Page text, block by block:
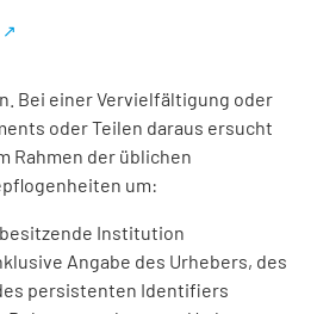
Bei einer Vervielfältigung oder
oder Teilen daraus ersucht
Rahmen der üblichen
um:
Institution
Angabe des Urhebers, des
persistenten Identifiers